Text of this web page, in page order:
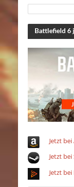
Battlefield 6
Jetzt
Jetzt
Jetzt